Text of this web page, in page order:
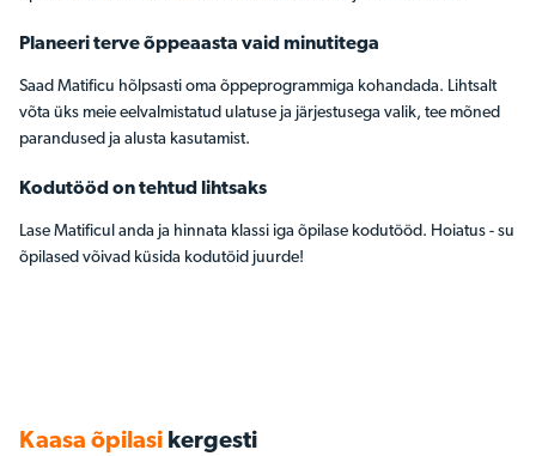
Planeeri terve õppeaasta vaid minutitega
Saad Matificu hõlpsasti oma õppeprogrammiga kohandada. Lihtsalt
võta üks meie eelvalmistatud ulatuse ja järjestusega valik, tee mõned
parandused ja alusta kasutamist.
Kodutööd on tehtud lihtsaks
Lase Matificul anda ja hinnata klassi iga õpilase kodutööd. Hoiatus - su
õpilased võivad küsida kodutöid juurde!
Kaasa õpilasi kergesti